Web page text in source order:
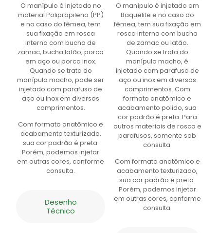
O manípulo é injetado no
material Polipropileno (PP)
e no caso do fêmea, tem
sua fixação em rosca
interna com bucha de
zamac, bucha latão, porca
em aço ou porca inox.
Quando se trata do
manípulo macho, pode ser
injetado com parafuso de
aço ou inox em diversos
comprimentos.
Com formato anatômico e
acabamento texturizado,
sua cor padrão é preta.
Porém, podemos injetar
em outras cores, conforme
consulta.
Desenho
Técnico
O manípulo é injetado em
Baquelite e no caso do
fêmea, tem sua fixação em
rosca interna com bucha
de zamac ou latão.
Quando se trata do
manípulo macho, é
injetado com parafuso de
aço ou inox em diversos
comprimentos. Com
formato anatômico e
acabamento polido, sua
cor padrão é preta. Para
outros materiais de rosca e
parafusos, somente sob
consulta.
Com formato anatômico e
acabamento texturizado,
sua cor padrão é preta.
Porém, podemos injetar
em outras cores, conforme
consulta.